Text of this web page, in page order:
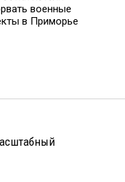
военные
в Приморье